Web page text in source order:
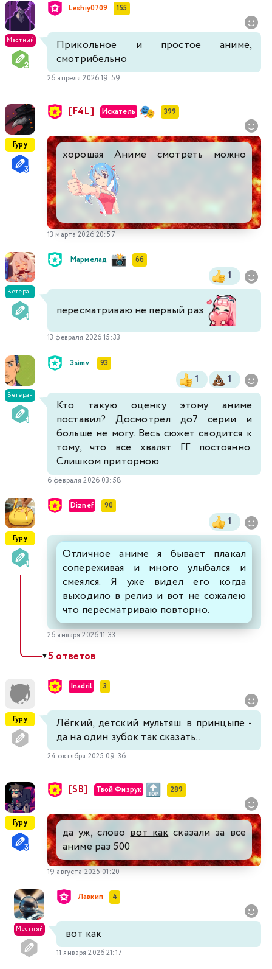
Местный
Leshiy0709 155
Прикольное и простое аниме,
смотрибельно
26 апреля 2026 19:59
Гуру
[F4L] Искатель 399
хорошая Аниме смотреть можно
13 марта 2026 20:57
Ветеран
Мармелад 66
1
пересматриваю не первый раз
13 февраля 2026 15:33
Ветеран
3simv 93
1 1
Кто такую оценку этому аниме
поставил? Досмотрел до7 серии и
больше не могу. Весь сюжет сводится к
тому, что все хвалят ГГ постоянно.
Слишком приторною
6 февраля 2026 03:58
Гуру
Diznef 90
1
Отличное аниме я бывает плакал
сопереживая и много улыбался и
смеялся. Я уже видел его когда
выходило в релиз и вот не сожалею
что пересматриваю повторно.
26 января 2026 11:33
▼5 ответов
Гуру
Inadril 3
Лёгкий, детский мультяш. в принцыпе -
да на один зубок так сказать..
24 октября 2025 09:36
Гуру
[SB] Твой Физрук 289
да уж, слововот каксказали за все
аниме раз 500
19 августа 2025 01:20
Местный
Лавкип 4
вот как
11 января 2026 21:17